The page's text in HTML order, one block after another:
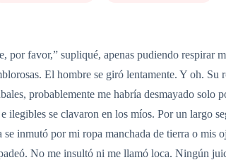
favor,” supliqué, apenas pudiendo respirar
El hombre se giró lentamente. Y oh.
probablemente me habría desmayado
ilegibles se clavaron en los míos. Por un largo
inmutó por mi ropa manchada de tierra o mis
No me insultó ni me llamó loca. Ningún